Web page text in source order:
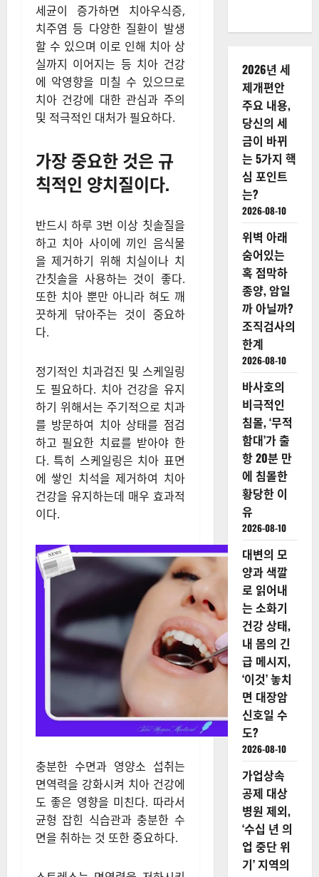
세균이 증가하면 치아우식증,
치주염 등 다양한 질환이 발생
할 수 있으며 이로 인해 치아 상
실까지 이어지는 등 치아 건강
에 악영향을 미칠 수 있으므로
치아 건강에 대한 관심과 주의
및 적극적인 대처가 필요하다.
가장 중요한 것은 규
칙적인 양치질이다.
반드시 하루 3번 이상 칫솔질을
하고 치아 사이에 끼인 음식물
을 제거하기 위해 치실이나 치
간칫솔을 사용하는 것이 좋다.
또한 치아 뿐만 아니라 혀도 깨
끗하게 닦아주는 것이 중요하
다.
정기적인 치과검진 및 스케일링
도 필요하다. 치아 건강을 유지
하기 위해서는 주기적으로 치과
를 방문하여 치아 상태를 점검
하고 필요한 치료를 받아야 한
다. 특히 스케일링은 치아 표면
에 쌓인 치석을 제거하여 치아
건강을 유지하는데 매우 효과적
이다.
충분한 수면과 영양소 섭취는
면역력을 강화시켜 치아 건강에
도 좋은 영향을 미친다. 따라서
균형 잡힌 식습관과 충분한 수
면을 취하는 것 또한 중요하다.
2026년 세
제개편안
주요 내용,
당신의 세
금이 바뀌
는 5가지 핵
심 포인트
는?
2026-08-10
위벽 아래
숨어있는
혹 점막하
종양, 암일
까 아닐까?
조직검사의
한계
2026-08-10
바사호의
비극적인
침몰, ‘무적
함대’가 출
항 20분 만
에 침몰한
황당한 이
유
2026-08-10
대변의 모
양과 색깔
로 읽어내
는 소화기
건강 상태,
내 몸의 긴
급 메시지,
‘이것’ 놓치
면 대장암
신호일 수
도?
2026-08-10
가업상속
공제 대상
병원 제외,
‘수십 년 의
업 중단 위
기’ 지역의